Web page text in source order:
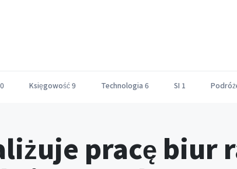
Księgowość9 Technologia 6 SI 1
pracę biur